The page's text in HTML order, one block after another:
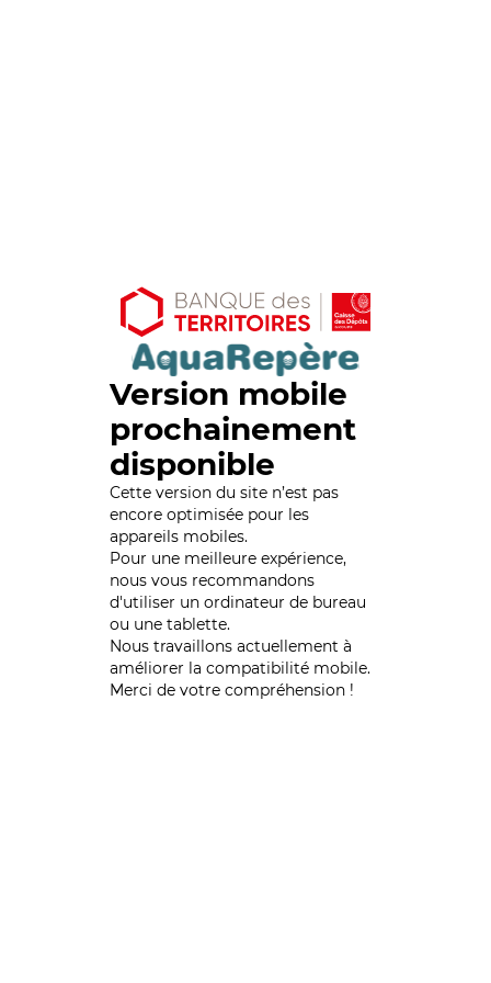
Version mobile
prochainement
disponible
Cette version du site n’est pas
encore optimisée pour les
appareils mobiles.
Pour une meilleure expérience,
nous vous recommandons
d'utiliser un ordinateur de bureau
ou une tablette.
Nous travaillons actuellement à
améliorer la compatibilité mobile.
Merci de votre compréhension !